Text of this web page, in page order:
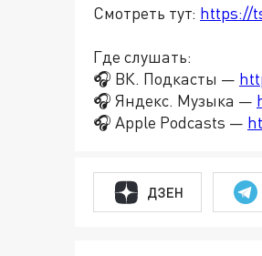
Смотреть тут: https://
Где слушать:
🎧 ВК. Подкасты —
🎧 Яндекс. Музыка —
🎧 Apple Podcasts —
ДЗЕН